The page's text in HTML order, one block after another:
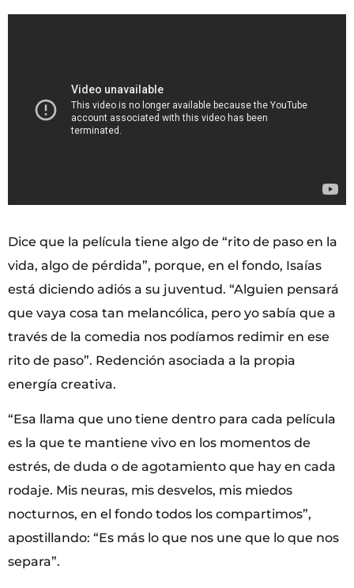
Dice que la película tiene algo de “rito de paso en la
vida, algo de pérdida”, porque, en el fondo, Isaías
está diciendo adiós a su juventud. “Alguien pensará
que vaya cosa tan melancólica, pero yo sabía que a
través de la comedia nos podíamos redimir en ese
rito de paso”. Redención asociada a la propia
energía creativa.
“Esa llama que uno tiene dentro para cada película
es la que te mantiene vivo en los momentos de
estrés, de duda o de agotamiento que hay en cada
rodaje. Mis neuras, mis desvelos, mis miedos
nocturnos, en el fondo todos los compartimos”,
apostillando: “Es más lo que nos une que lo que nos
separa”.